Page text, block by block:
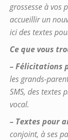
grossesse à vos
accueillir un
ici des textes
Ce que vous
– Félicitations
les grands-
SMS, des textes
vocal.
– Textes pour
conjoint, à ses